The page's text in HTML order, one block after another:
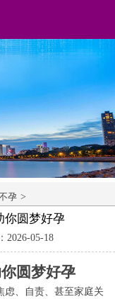
孕 >
你圆梦好孕
2026-05-18
圆梦好孕
虑、自责、甚至家庭关